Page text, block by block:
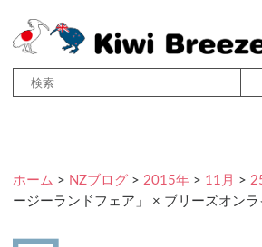
ホーム > NZブログ > 2015年 > 11月 >
ージーランドフェア」 × ブリーズオン